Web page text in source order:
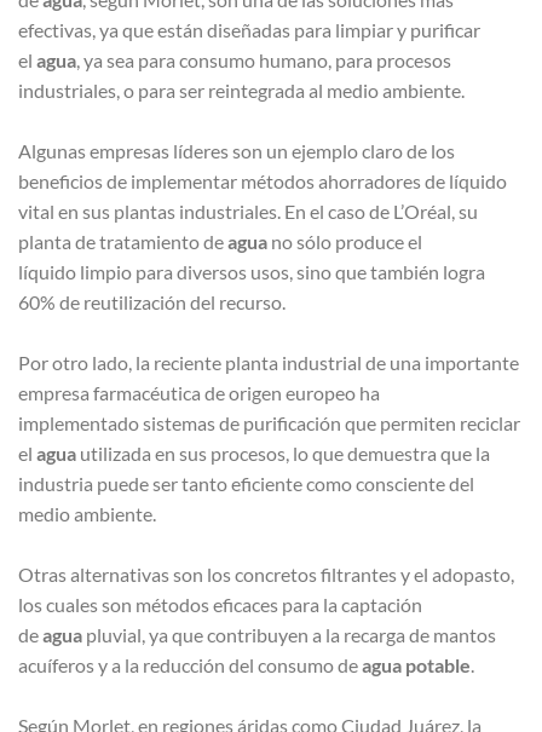
efectivas, ya que están diseñadas para limpiar y purificar
el agua, ya sea para consumo humano, para procesos
industriales, o para ser reintegrada al medio ambiente.
Algunas empresas líderes son un ejemplo claro de los
beneficios de implementar métodos ahorradores de líquido
vital en sus plantas industriales. En el caso de L’Oréal, su
planta de tratamiento deagua no sólo produce el
líquido limpio para diversos usos, sino que también logra
60% de reutilización del recurso.
Por otro lado, la reciente planta industrial de una importante
empresa farmacéutica de origen europeo ha
implementado sistemas de purificación que permiten reciclar
el agua utilizada en sus procesos, lo que demuestra que la
industria puede ser tanto eficiente como consciente del
medio ambiente.
Otras alternativas son los concretos filtrantes y el adopasto,
los cuales son métodos eficaces para la captación
deagua pluvial, ya que contribuyen a la recarga de mantos
acuíferos y a la reducción del consumo deagua potable.
Según Morlet, en regiones áridas como Ciudad Juárez, la